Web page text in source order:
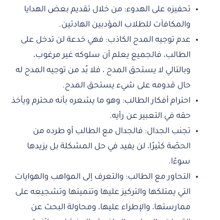
تحفيزه على الهدوء: من خلال تقديم بعض الهدايا
والمكافآت للطلاب المؤدبين الهادئين.
عدم توجيه المدح الكاذب: فهي خدعة لن تدخل على
الطالب، فالجميع يعلم أن سلوكه غير مرغوب،
وبالتالي لا يستحق المدح ، فلا بُد من توجيه المدح له
حال قدومه على شيء يستحق المدح.
احترام أفكار الطالب: وهو ما يشعره بأنه محترم ويأخذ
حقه في التعبير عن رأيه.
تجنب الجدال: فالجدال مع الطالب أو طرده من
الحصّة كثيرًا، لن يفيد في حل المشكلة بل يزيدها
سوءًا.
التحاور مع الطالب: والتعرف إلى المواهب والهوايات
التي يمتلكها والتركيز عليها وتنميتها وتشجيعه على
ممارستها، والإطراء عليها، ومحاولة البحث عن